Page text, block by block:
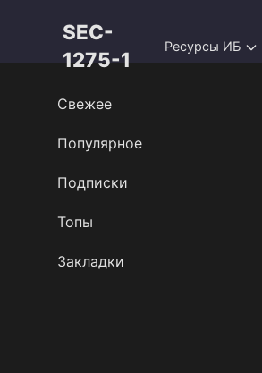
SEC-
1275-1
Ресурсы ИБ
Свежее
Популярное
Подписки
Топы
Закладки